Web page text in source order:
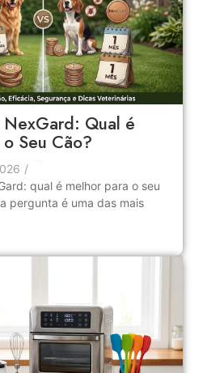
Qual é
Seu Cão?
/
qual é melhor para o seu
pergunta é uma das mais